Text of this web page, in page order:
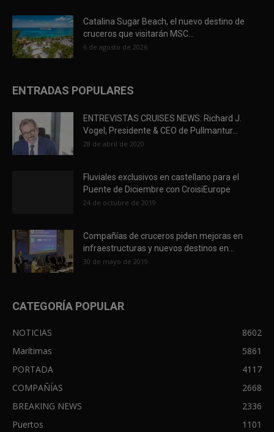
Catalina Sugar Beach, el nuevo destino de
cruceros que visitarán MSC...
6 de agosto de 2026
ENTRADAS POPULARES
ENTREVISTAS CRUISES NEWS: Richard J.
Vogel, Presidente & CEO de Pullmantur...
28 de abril de 2020
Fluviales exclusivos en castellano para el
Puente de Diciembre con CroisiEurope
24 de octubre de 2019
Compañías de cruceros piden mejoras en
infraestructuras y nuevos destinos en...
30 de mayo de 2019
CATEGORÍA POPULAR
NOTICIAS
8602
Marítimas
5861
PORTADA
4117
COMPAÑÍAS
2668
BREAKING NEWS
2336
Puertos
1101